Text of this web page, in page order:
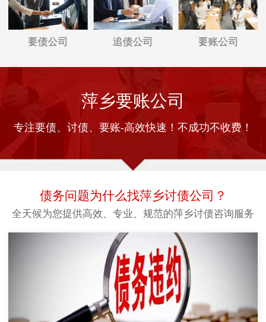
要债公司 追债公司 要账公司
萍乡要账公司
专注要债、讨债、要账-高效快速！不成功不收费！
债务问题为什么找萍乡讨债公司？
全天候为您提供高效、专业、规范的萍乡讨债咨询服务